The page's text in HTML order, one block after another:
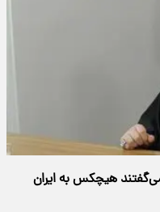
هیچکس به ایران